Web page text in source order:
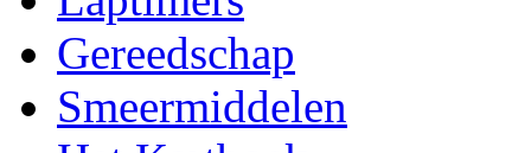
Gereedschap
Smeermiddelen